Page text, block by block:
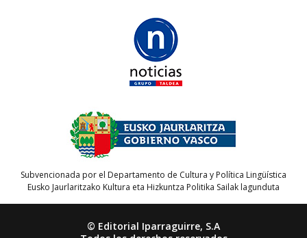
Subvencionada por el Departamento de Cultura y Política Lingüística
Eusko Jaurlaritzako Kultura eta Hizkuntza Politika Sailak lagunduta
© Editorial Iparraguirre, S.A